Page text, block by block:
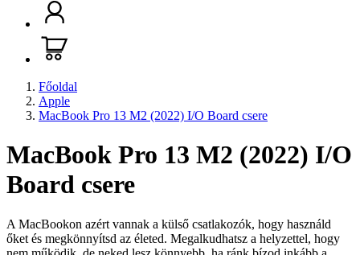
Főoldal
Apple
MacBook Pro 13 M2 (2022) I/O Board csere
MacBook Pro 13 M2 (2022) I/O
Board csere
A MacBookon azért vannak a külső csatlakozók, hogy használd
őket és megkönnyítsd az életed. Megalkudhatsz a helyzettel, hogy